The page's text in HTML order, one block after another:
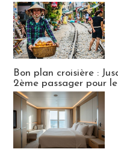
Bon plan croisière :
2ème passager pour